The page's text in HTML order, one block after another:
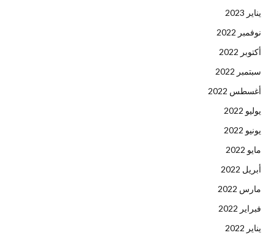
يناير 2023
نوفمبر 2022
أكتوبر 2022
سبتمبر 2022
أغسطس 2022
يوليو 2022
يونيو 2022
مايو 2022
أبريل 2022
مارس 2022
فبراير 2022
يناير 2022